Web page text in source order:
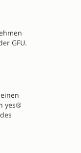
GFU.
yes®